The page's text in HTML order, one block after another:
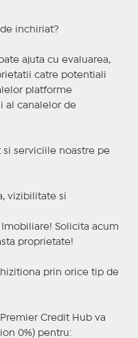
inchiriat?
ajuta cu evaluarea,
catre potentiali
platforme
al canalelor de
si serviciile noastre pe
vizibilitate si
Imobiliare! Solicita acum
proprietate!
prin orice tip de
Credit Hub va
0%) pentru: